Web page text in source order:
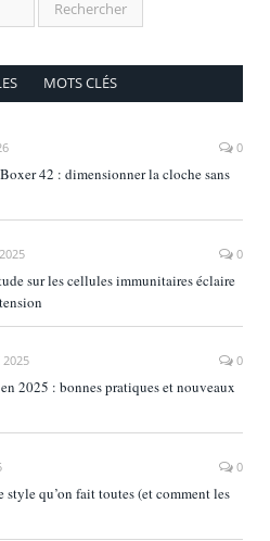
MOTS CLÉS
0
42 : dimensionner la cloche sans
0
sur les cellules immunitaires éclaire
2025 0
2025 : bonnes pratiques et nouveaux
0
style qu’on fait toutes (et comment les